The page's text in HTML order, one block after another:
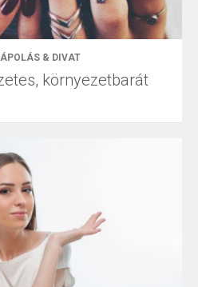
& DIVAT
környezetbarát